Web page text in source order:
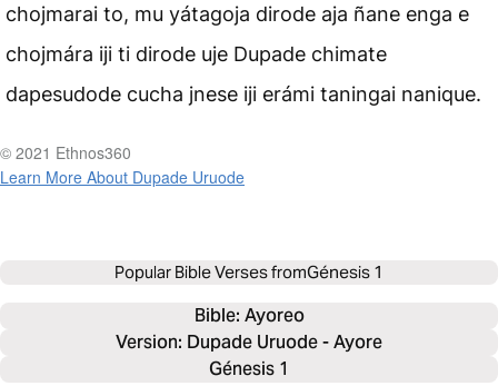
chojmarai to, mu yátagoja dirode aja ñane enga e
chojmára iji ti dirode uje Dupade chimate
dapesudode cucha jnese iji erámi taningai nanique.
© 2021 Ethnos360
Learn More About Dupade Uruode
Popular Bible Verses fromGénesis 1
Bible: Ayoreo
Version: Dupade Uruode - Ayore
Génesis 1